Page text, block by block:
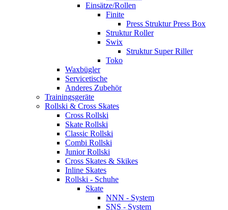
Einsätze/Rollen
Finite
Press Struktur Press Box
Struktur Roller
Swix
Struktur Super Riller
Toko
Waxbügler
Servicetische
Anderes Zubehör
Trainingsgeräte
Rollski & Cross Skates
Cross Rollski
Skate Rollski
Classic Rollski
Combi Rollski
Junior Rollski
Cross Skates & Skikes
Inline Skates
Rollski - Schuhe
Skate
NNN - System
SNS - System